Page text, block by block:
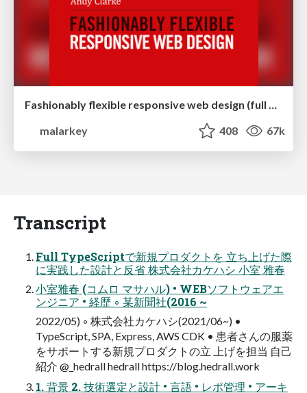
Fashionably flexible responsive web design (full day workshop)
malarkey
408 67k
Transcript
Full TypeScriptで新規プロダクトを 立ち上げた際
に実践した設計と反省 株式会社カケハシ 小室 雅春
小室雅春 (コムロ マサハル) • WEBソフトウェアエ
ンジニア • 経歴 ◦ 某新聞社(2016 ~
2022/05) ◦ 株式会社カケハシ(2021/06~) •
TypeScript, SPA, Express, AWS CDK • 患者さんの服薬
をサポートする新規プロダクトの立 上げを担当 自己
紹介 @_hedrall hedrall https://blog.hedrall.work
1. 背景 2. 技術選定と設計 • 言語 • レポ管理 • アーキ